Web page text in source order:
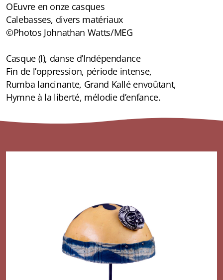
OEuvre en onze casques
Calebasses, divers matériaux
©Photos Johnathan Watts/MEG
Casque (I), danse d’Indépendance
Fin de l’oppression, période intense,
Rumba lancinante, Grand Kallé envoûtant,
Hymne à la liberté, mélodie d’enfance.